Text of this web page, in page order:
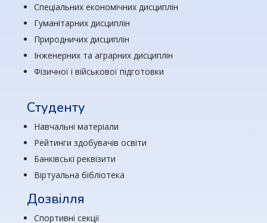
Спеціальних економічних дисциплін
Гуманітарних дисциплін
Природничих дисциплін
Інженерних та аграрних дисциплін
Фізичної і військової підготовки
Студенту
Навчальні матеріали
Рейтинги здобувачів освіти
Банківські реквізити
Віртуальна бібліотека
Дозвілля
Спортивні секції